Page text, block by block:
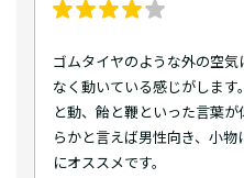
ゴムタイヤのような外の空
なく動いている感じがしま
と動、飴と鞭といった言葉
らかと言えば男性向き、小
にオススメです。